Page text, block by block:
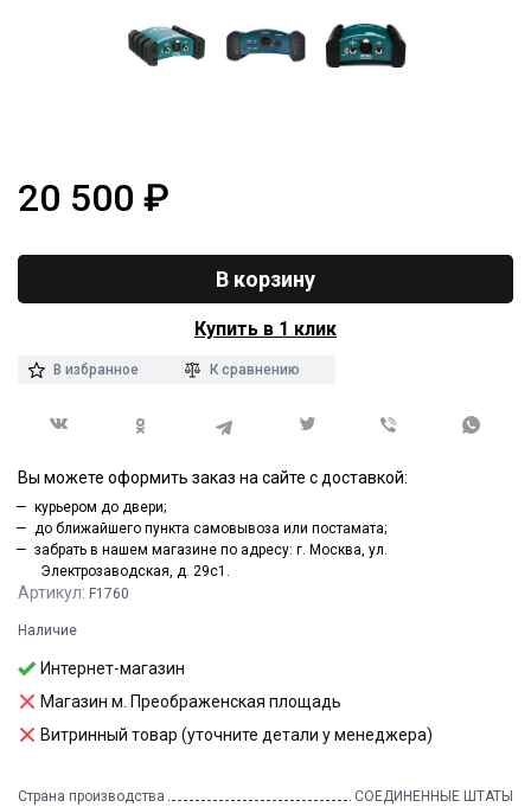
Артикул: F1760
Наличие
Интернет-магазин
Магазин м. Преображенская площадь
Витринный товар (уточните детали у менеджера)
Страна производства
СОЕДИНЕННЫЕ ШТАТЫ
20 500 ₽
В корзину
Купить в 1 клик
В избранное К сравнению
Вы можете оформить заказ на сайте с доставкой:
курьером до двери;
до ближайшего пункта самовывоза или постамата;
забрать в нашем магазине по адресу: г. Москва, ул.
Электрозаводская, д. 29с1.